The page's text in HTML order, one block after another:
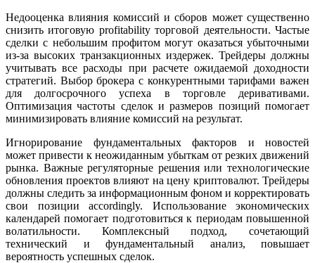
Недооценка влияния комиссий и сборов может существенно
снизить итоговую profitability торговой деятельности. Частые
сделки с небольшим профитом могут оказаться убыточными
из-за высоких транзакционных издержек. Трейдеры должны
учитывать все расходы при расчете ожидаемой доходности
стратегий. Выбор брокера с конкурентными тарифами важен
для долгосрочного успеха в торговле деривативами.
Оптимизация частоты сделок и размеров позиций помогает
минимизировать влияние комиссий на результат.
Игнорирование фундаментальных факторов и новостей
может привести к неожиданным убыткам от резких движений
рынка. Важные регуляторные решения или технологические
обновления проектов влияют на цену криптовалют. Трейдеры
должны следить за информационным фоном и корректировать
свои позиции accordingly. Использование экономических
календарей помогает подготовиться к периодам повышенной
волатильности. Комплексный подход, сочетающий
технический и фундаментальный анализ, повышает
вероятность успешных сделок.